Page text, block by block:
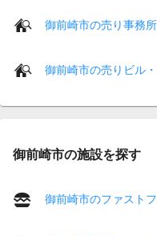
御前崎市の売り事務所
御前崎市の売りビル
御前崎市の施設を探す
御前崎市のファスト